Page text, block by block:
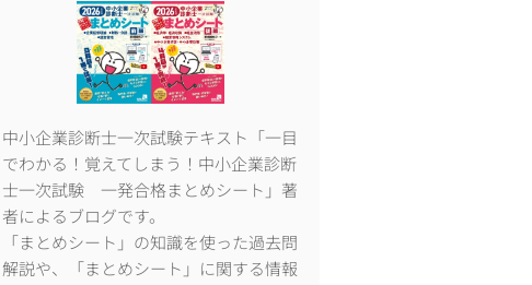
中小企業診断士一次試験テキスト「一目
でわかる！覚えてしまう！中小企業診断
士一次試験 一発合格まとめシート」著
者によるブログです。
「まとめシート」の知識を使った過去問
解説や、「まとめシート」に関する情報